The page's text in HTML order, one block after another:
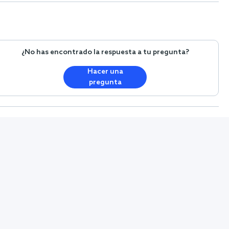
¿No has encontrado la respuesta a tu pregunta?
Hacer una
pregunta